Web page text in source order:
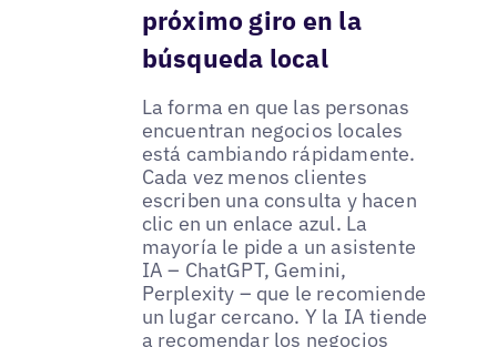
próximo giro en la
búsqueda local
La forma en que las personas
encuentran negocios locales
está cambiando rápidamente.
Cada vez menos clientes
escriben una consulta y hacen
clic en un enlace azul. La
mayoría le pide a un asistente
IA – ChatGPT, Gemini,
Perplexity – que le recomiende
un lugar cercano. Y la IA tiende
a recomendar los negocios